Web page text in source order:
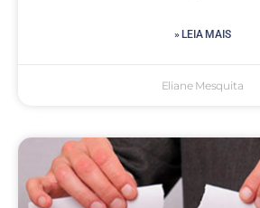
» LEIA MAIS
Eliane Mesquita